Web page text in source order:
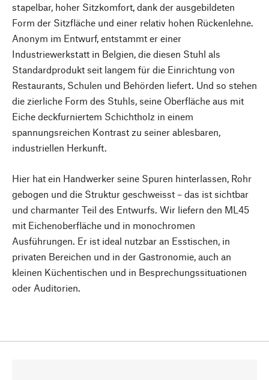
stapelbar, hoher Sitzkomfort, dank der ausgebildeten
Form der Sitzfläche und einer relativ hohen Rückenlehne.
Anonym im Entwurf, entstammt er einer
Industriewerkstatt in Belgien, die diesen Stuhl als
Standardprodukt seit langem für die Einrichtung von
Restaurants, Schulen und Behörden liefert. Und so stehen
die zierliche Form des Stuhls, seine Oberfläche aus mit
Eiche deckfurniertem Schichtholz in einem
spannungsreichen Kontrast zu seiner ablesbaren,
industriellen Herkunft.
Hier hat ein Handwerker seine Spuren hinterlassen, Rohr
gebogen und die Struktur geschweisst – das ist sichtbar
und charmanter Teil des Entwurfs. Wir liefern den ML45
mit Eichenoberfläche und in monochromen
Ausführungen. Er ist ideal nutzbar an Esstischen, in
privaten Bereichen und in der Gastronomie, auch an
kleinen Küchentischen und in Besprechungssituationen
oder Auditorien.